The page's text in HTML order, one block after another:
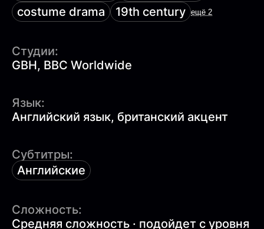
costume drama
19th century ещё 2
Студии:
GBH, BBC Worldwide
Язык:
Английский язык, британский акцент
Субтитры:
Английские
Сложность:
Средняя сложность · подойдет с уровня